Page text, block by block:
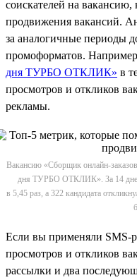
соискателей на
продвижения вакансий.
за аналогичные периоды
промоформатов.
дня ТУРБО ОТКЛИК» в
просмотров и откликов
рекламы.
Вакансию «Сборщик онлайн-
дня ТУРБО ОТКЛИК». За 14
в 5,45 раз, а 322 кандидата
Если вы применяли SMS-
просмотров и откликов
рассылки и два